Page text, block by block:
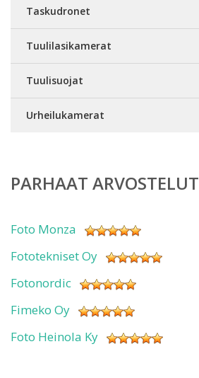
Taskudronet
Tuulilasikamerat
Tuulisuojat
Urheilukamerat
PARHAAT ARVOSTELUT
Foto Monza
Fototekniset Oy
Fotonordic
Fimeko Oy
Foto Heinola Ky